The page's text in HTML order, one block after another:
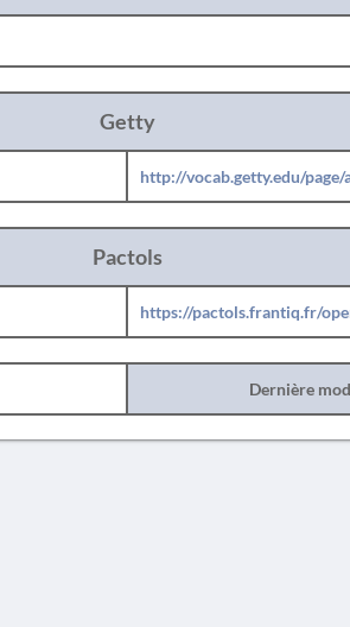
Getty
http://vocab.getty.edu/
Pactols
https://pactols.frantiq.fr/
Dernière